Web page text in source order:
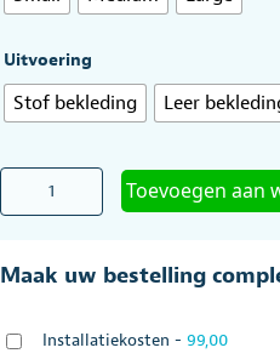
Uitvoering
Stof bekleding Leer
Sta-
op
in
Toevoegen aan
Maak uw bestelling
Installatiekosten - 99,00